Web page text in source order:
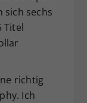
sich sechs
Titel
richtig
Ich